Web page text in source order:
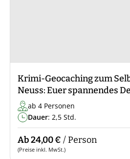
Krimi-Geocaching zum
Neuss: Euer spannendes
ab 4 Personen
Dauer: 2,5 Std.
Ab 24,00 € / Person
(Preise inkl. MwSt.)